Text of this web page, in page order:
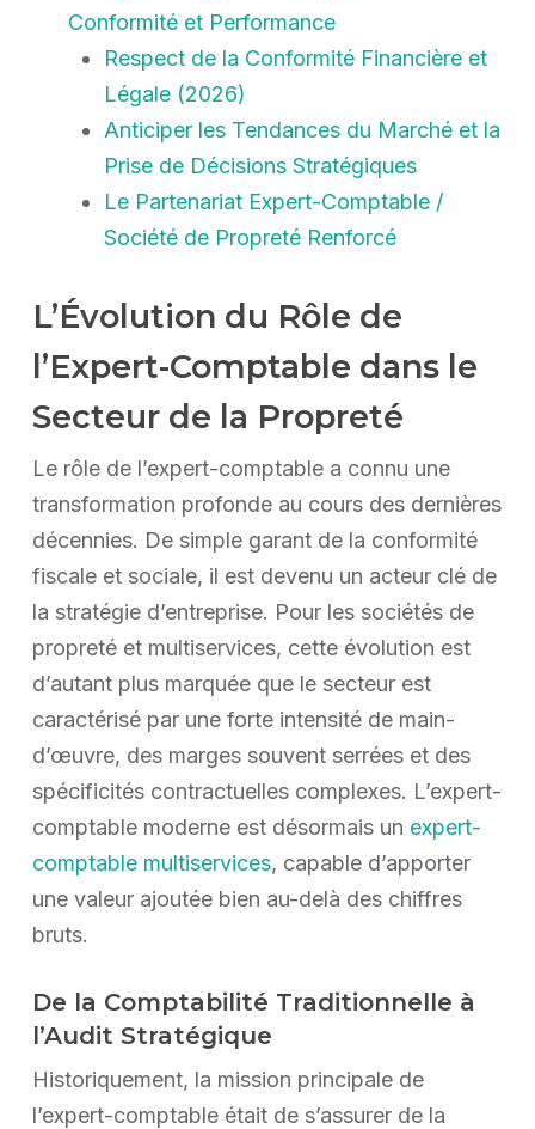
Conformité et Performance
Respect de la Conformité Financière et
Légale (2026)
Anticiper les Tendances du Marché et la
Prise de Décisions Stratégiques
Le Partenariat Expert-Comptable /
Société de Propreté Renforcé
L’Évolution du Rôle de
l’Expert-Comptable dans le
Secteur de la Propreté
Le rôle de l’expert-comptable a connu une
transformation profonde au cours des dernières
décennies. De simple garant de la conformité
fiscale et sociale, il est devenu un acteur clé de
la stratégie d’entreprise. Pour les sociétés de
propreté et multiservices, cette évolution est
d’autant plus marquée que le secteur est
caractérisé par une forte intensité de main-
d’œuvre, des marges souvent serrées et des
spécificités contractuelles complexes. L’expert-
comptable moderne est désormais un expert-
comptable multiservices, capable d’apporter
une valeur ajoutée bien au-delà des chiffres
bruts.
De la Comptabilité Traditionnelle à
l’Audit Stratégique
Historiquement, la mission principale de
l’expert-comptable était de s’assurer de la